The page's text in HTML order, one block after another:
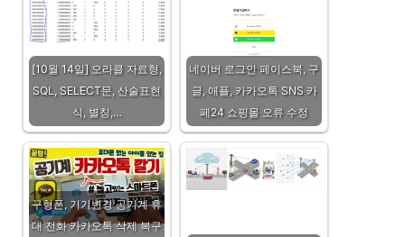
[10월 14일] 오라클 자료형,
SQL, SELECT문, 산술표현
식, 별칭,…
네이버 로그인 페이스북, 구
글, 애플, 카카오톡 SNS 카
페24 쇼핑몰 오류 수정
구형폰, 기기변경 공기계 휴
대 전화 카카오톡 삭제 복구